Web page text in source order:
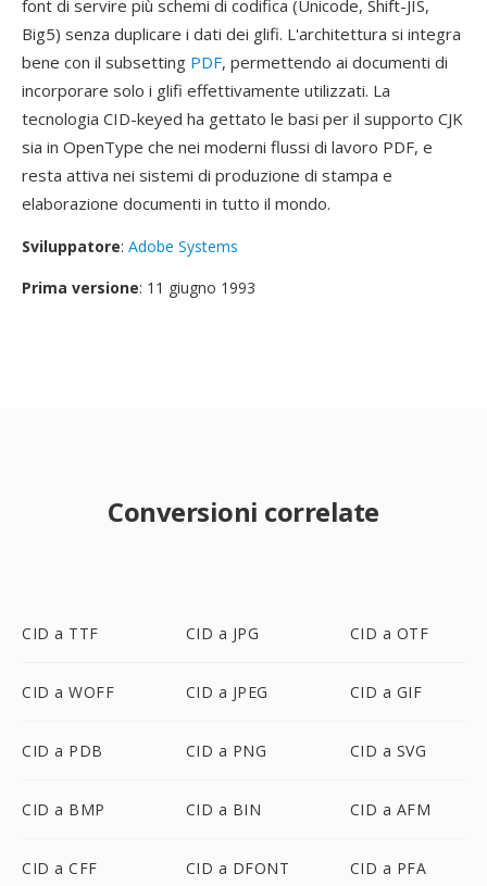
font di servire più schemi di codifica (Unicode, Shift-JIS,
Big5) senza duplicare i dati dei glifi. L'architettura si integra
bene con il subsetting PDF, permettendo ai documenti di
incorporare solo i glifi effettivamente utilizzati. La
tecnologia CID-keyed ha gettato le basi per il supporto CJK
sia in OpenType che nei moderni flussi di lavoro PDF, e
resta attiva nei sistemi di produzione di stampa e
elaborazione documenti in tutto il mondo.
Sviluppatore: Adobe Systems
Prima versione: 11 giugno 1993
Conversioni correlate
CID a TTF CID a JPG CID a OTF
CID a WOFF CID a JPEG CID a GIF
CID a PDB CID a PNG CID a SVG
CID a BMP CID a BIN CID a AFM
CID a CFF CID a DFONT CID a PFA